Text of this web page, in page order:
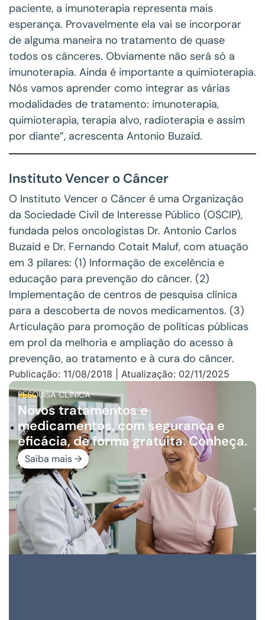
paciente, a imunoterapia representa mais
esperança. Provavelmente ela vai se incorporar
de alguma maneira no tratamento de quase
todos os cânceres. Obviamente não será só a
imunoterapia. Ainda é importante a quimioterapia.
Nós vamos aprender como integrar as várias
modalidades de tratamento: imunoterapia,
quimioterapia, terapia alvo, radioterapia e assim
por diante”, acrescenta Antonio Buzaid.
Instituto Vencer o Câncer
O Instituto Vencer o Câncer é uma Organização
da Sociedade Civil de Interesse Público (OSCIP),
fundada pelos oncologistas Dr. Antonio Carlos
Buzaid e Dr. Fernando Cotait Maluf, com atuação
em 3 pilares: (1) Informação de excelência e
educação para prevenção do câncer. (2)
Implementação de centros de pesquisa clínica
para a descoberta de novos medicamentos. (3)
Articulação para promoção de políticas públicas
em prol da melhoria e ampliação do acesso à
prevenção, ao tratamento e à cura do câncer.
Publicação: 11/08/2018 | Atualização: 02/11/2025
PESQUISA CLÍNICA
Novos tratamentos e
medicamentos, com segurança e
eficácia, de forma gratuita. Conheça.
Saiba mais →